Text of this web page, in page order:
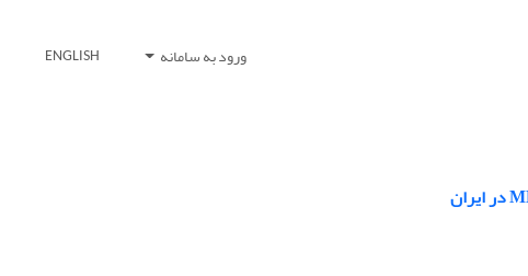
ورود به سامانه ENGLISH